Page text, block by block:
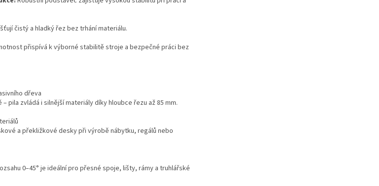
čistý a hladký řez bez trhání materiálu.
přispívá k výborné stabilitě stroje a bezpečné práci bez
dřeva
pila zvládá i silnější materiály díky hloubce řezu až 85 mm.
a překližkové desky při výrobě nábytku, regálů nebo
0–45° je ideální pro přesné spoje, lišty, rámy a truhlářské